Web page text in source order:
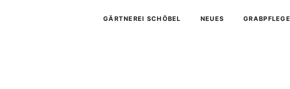
GÄRTNEREI SCHÖBEL NEUES GRABPFLEGE